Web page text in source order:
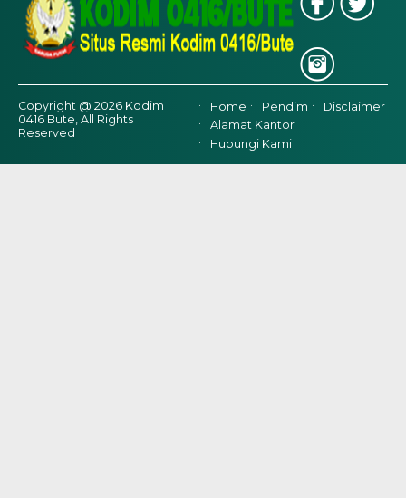
Copyright @ 2026 Kodim
0416 Bute, All Rights
Reserved
Home Pendim
Disclaimer
Alamat Kantor
Hubungi Kami